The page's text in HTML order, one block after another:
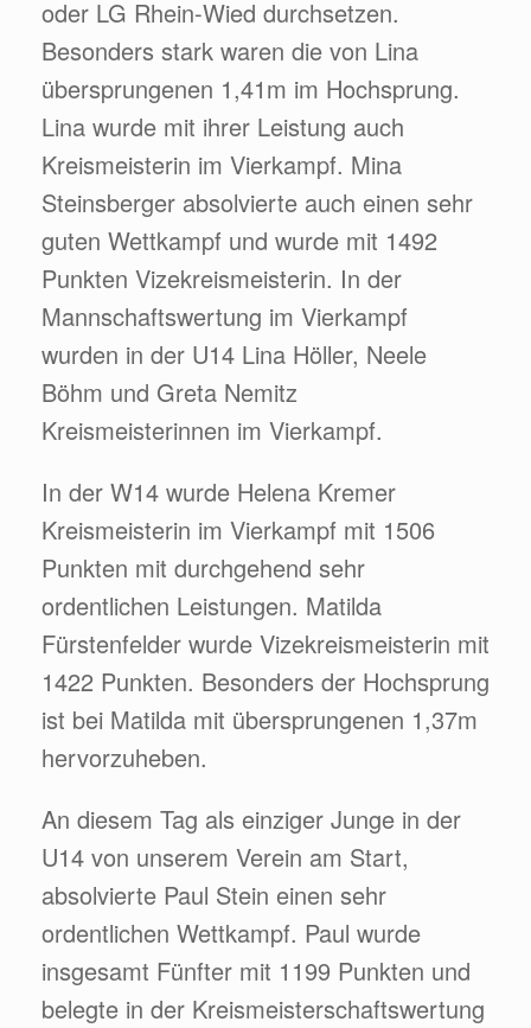
oder LG Rhein-Wied durchsetzen.
Besonders stark waren die von Lina
übersprungenen 1,41m im Hochsprung.
Lina wurde mit ihrer Leistung auch
Kreismeisterin im Vierkampf. Mina
Steinsberger absolvierte auch einen sehr
guten Wettkampf und wurde mit 1492
Punkten Vizekreismeisterin. In der
Mannschaftswertung im Vierkampf
wurden in der U14 Lina Höller, Neele
Böhm und Greta Nemitz
Kreismeisterinnen im Vierkampf.
In der W14 wurde Helena Kremer
Kreismeisterin im Vierkampf mit 1506
Punkten mit durchgehend sehr
ordentlichen Leistungen. Matilda
Fürstenfelder wurde Vizekreismeisterin mit
1422 Punkten. Besonders der Hochsprung
ist bei Matilda mit übersprungenen 1,37m
hervorzuheben.
An diesem Tag als einziger Junge in der
U14 von unserem Verein am Start,
absolvierte Paul Stein einen sehr
ordentlichen Wettkampf. Paul wurde
insgesamt Fünfter mit 1199 Punkten und
belegte in der Kreismeisterschaftswertung